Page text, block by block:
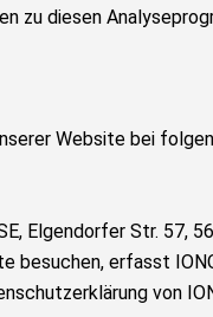
zu diesen
Website bei
Elgendorfer Str. 57,
besuchen, erfasst
von